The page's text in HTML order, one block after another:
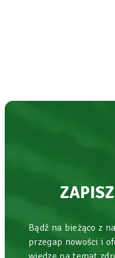
Bądź na bieżąco z
przegap nowości i